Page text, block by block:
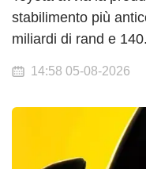
stabilimento più
miliardi di rand e
14:58 05-08-2026